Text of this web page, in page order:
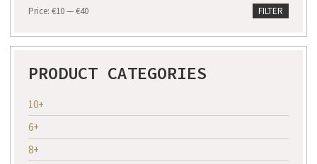
Min
Max
FILTER
Price: €10—€40
PRODUCT CATEGORIES
10+
6+
8+